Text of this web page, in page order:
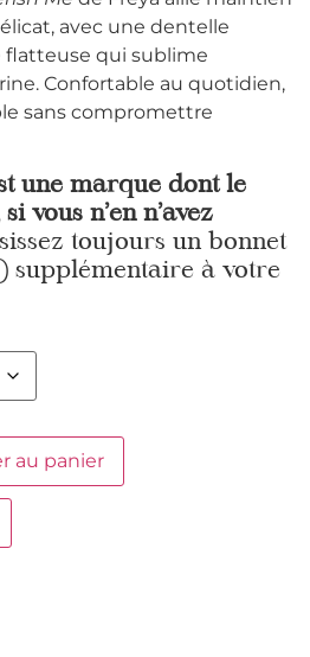
avec une dentelle
flatteuse qui sublime
Confortable au quotidien,
sans compromettre
une marque dont le
vous n’en n’avez
toujours un bonnet
supplémentaire à votre
au panier